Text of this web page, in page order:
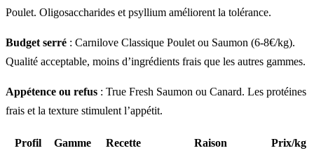
Poulet. Oligosaccharides et psyllium améliorent la tolérance.
Budget serré : Carnilove Classique Poulet ou Saumon (6-8€/kg).
Qualité acceptable, moins d’ingrédients frais que les autres gammes.
Appétence ou refus : True Fresh Saumon ou Canard. Les protéines
frais et la texture stimulent l’appétit.
Profil Gamme Recette Raison
Prix/kg